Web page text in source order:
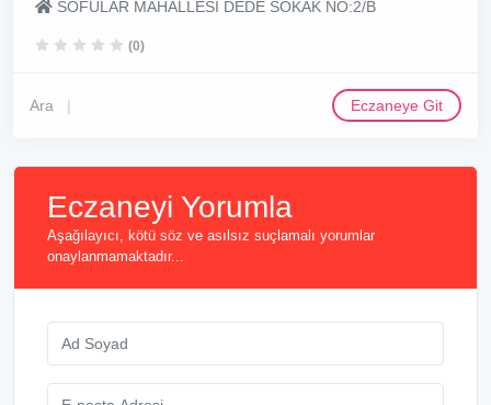
SOFULAR MAHALLESI DEDE SOKAK NO:2/B
(0)
Ara Eczaneye Git
Eczaneyi Yorumla
Aşağılayıcı, kötü söz ve asılsız suçlamalı yorumlar
onaylanmamaktadır...